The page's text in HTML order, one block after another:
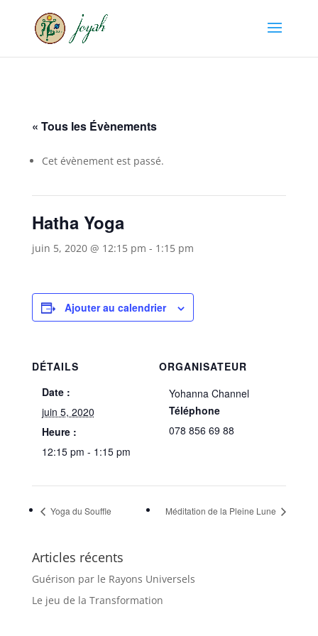
« Tous les Évènements
Cet évènement est passé.
Hatha Yoga
juin 5, 2020 @ 12:15 pm - 1:15 pm
Ajouter au calendrier
DÉTAILS
Date :
juin 5, 2020
Heure :
12:15 pm - 1:15 pm
ORGANISATEUR
Yohanna Channel
Téléphone
078 856 69 88
Yoga du Souffle Méditation de la Pleine Lune
Articles récents
Guérison par le Rayons Universels
Le jeu de la Transformation